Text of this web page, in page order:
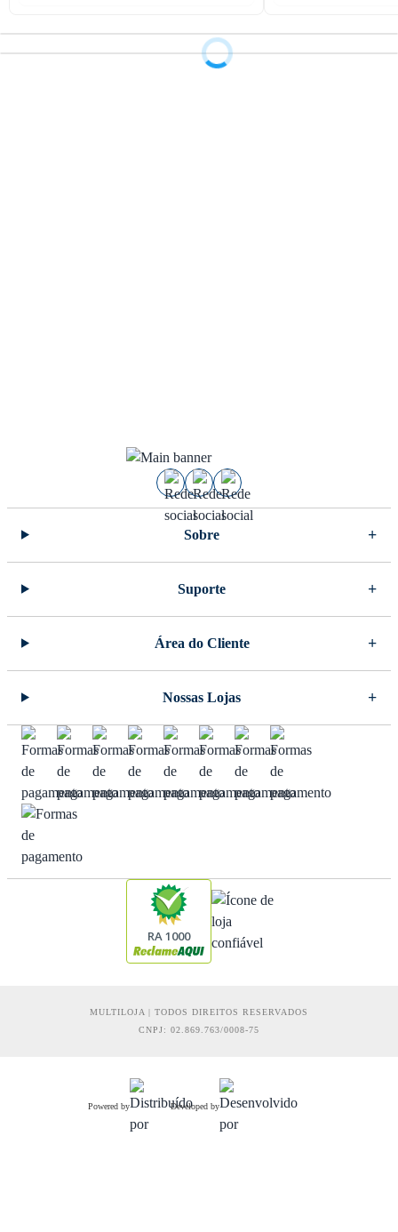
Sobre
Suporte
Área do Cliente
Nossas Lojas
RA 1000
MULTILOJA | TODOS DIREITOS RESERVADOS
CNPJ: 02.869.763/0008-75
Powered by Developed by